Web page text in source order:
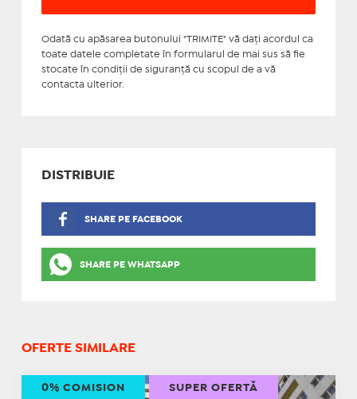
Odată cu apăsarea butonului "TRIMITE" vă daţi acordul ca
toate datele completate în formularul de mai sus să fie
stocate în condiţii de siguranţă cu scopul de a vă
contacta ulterior.
DISTRIBUIE
SHARE PE FACEBOOK
SHARE PE WHATSAPP
OFERTE SIMILARE
0% COMISION SUPER OFERTĂ